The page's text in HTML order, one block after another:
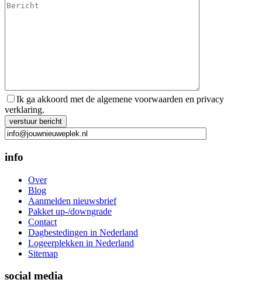
Ik ga akkoord met de algemene voorwaarden en privacy
verklaring.
Gelieve dit veld leeg te laten.
info
Over
Blog
Aanmelden nieuwsbrief
Pakket up-/downgrade
Contact
Dagbestedingen in Nederland
Logeerplekken in Nederland
Sitemap
social media